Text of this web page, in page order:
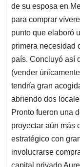
p
p
o
k
I
n
de su esposa en
para comprar
punto que elaboró
primera necesidad
país. Concluyó así
(vender
tendría gran
abriendo dos
Pronto fueron una
proyectar aún más
estratégico con
involucrarse